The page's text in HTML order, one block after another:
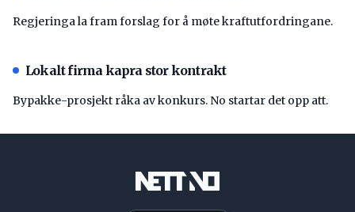
Regjeringa la fram forslag for å møte kraftutfordringane.
Lokalt firma kapra stor kontrakt
Bypakke-prosjekt råka av konkurs. No startar det opp att.